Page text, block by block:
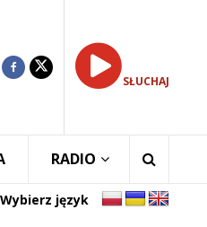
SŁUCHAJ
RADIO
Wybierz język